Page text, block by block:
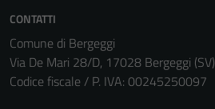
CONTATTI
Comune di Bergeggi
Via De Mari 28/D, 17028 Bergeggi (SV)
Codice fiscale / P. IVA: 00245250097